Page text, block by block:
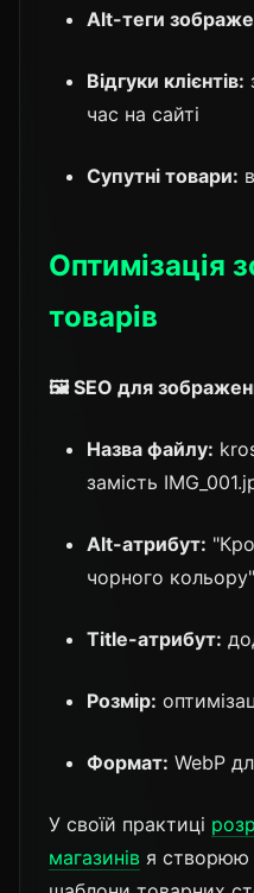
Alt-теги
Відгуки клієнтів:
час на сайті
Супутні товари:
Оптимізація
товарів
🖼️ SEO для
Назва файлу:
замість
Alt-атрибут:
чорного кольору"
Title-атрибут:
Розмір:
Формат: WebP
У своїй практиці
магазинів я створюю